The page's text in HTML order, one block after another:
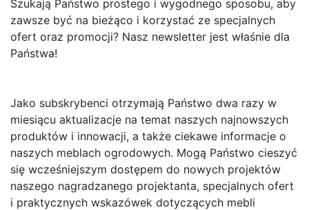
Szukają Państwo prostego i wygodnego sposobu, aby
zawsze być na bieżąco i korzystać ze specjalnych
ofert oraz promocji? Nasz newsletter jest właśnie dla
Państwa!
Jako subskrybenci otrzymają Państwo dwa razy w
miesiącu aktualizacje na temat naszych najnowszych
produktów i innowacji, a także ciekawe informacje o
naszych meblach ogrodowych. Mogą Państwo cieszyć
się wcześniejszym dostępem do nowych projektów
naszego nagradzanego projektanta, specjalnych ofert
i praktycznych wskazówek dotyczących mebli